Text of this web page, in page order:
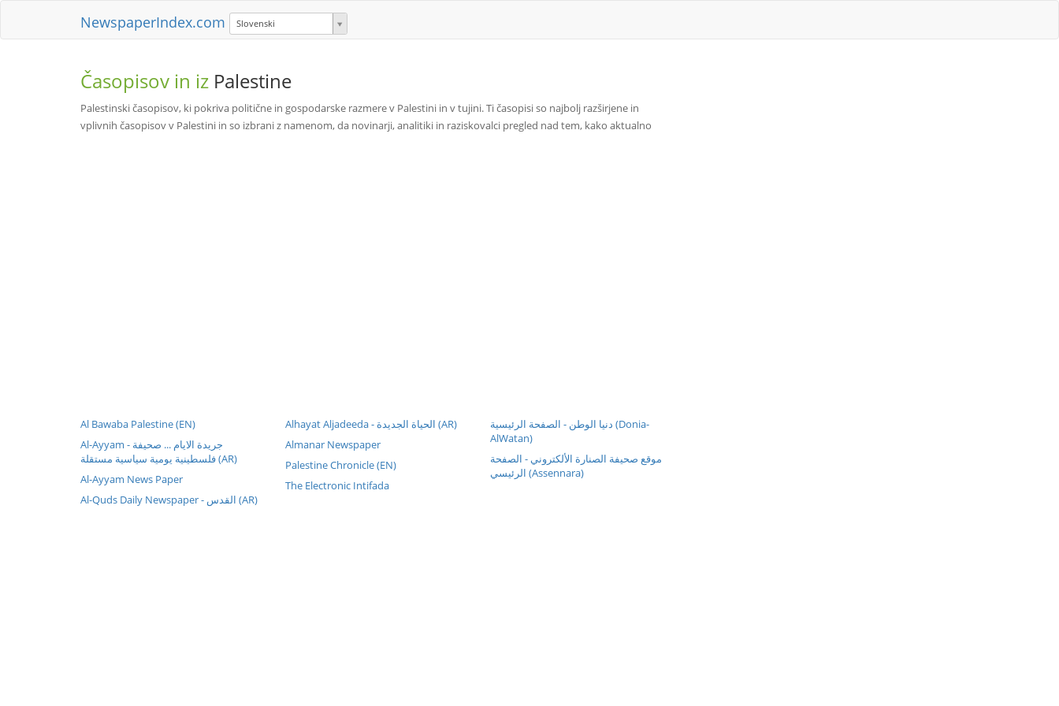
NewspaperIndex.com Slovenski
Časopisov in iz Palestine
Palestinski časopisov, ki pokriva politične in gospodarske razmere v Palestini in v tujini. Ti časopisi so najbolj razširjene in
vplivnih časopisov v Palestini in so izbrani z namenom, da novinarji, analitiki in raziskovalci pregled nad tem, kako aktualno
Al Bawaba Palestine (EN)
Al-Ayyam - جريدة الايام ... صحيفة
فلسطينية يومية سياسية مستقلة (AR)
Al-Ayyam News Paper
Al-Quds Daily Newspaper - القدس (AR)
Alhayat Aljadeeda - الحياة الجديدة (AR)
Almanar Newspaper
Palestine Chronicle (EN)
The Electronic Intifada
دنيا الوطن - الصفحة الرئيسية (Donia-
AlWatan)
موقع صحيفة الصنارة الألكتروني - الصفحة
الرئيسي (Assennara)